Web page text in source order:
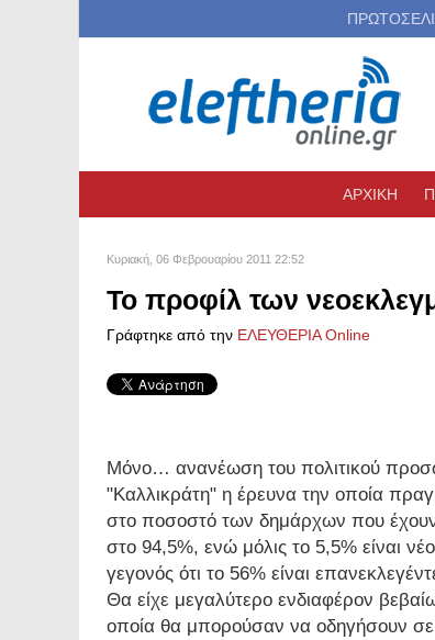
ΑΡΧΙΚΗ
Κυριακή, 06 Φεβρουαρίου 2011 22:52
Το προφίλ των
Γράφτηκε από την ΕΛΕΥΘΕΡΙΑ Online
Μόνο… ανανέωση του πολιτικού
"Καλλικράτη" η έρευνα την οποία
στο ποσοστό των δημάρχων που έχουν
στο 94,5%, ενώ μόλις το 5,5% είναι
γεγονός ότι το 56% είναι
Θα είχε μεγαλύτερο ενδιαφέρον
οποία θα μπορούσαν να οδηγήσουν